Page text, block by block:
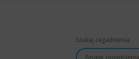
Szukaj zagadnienia